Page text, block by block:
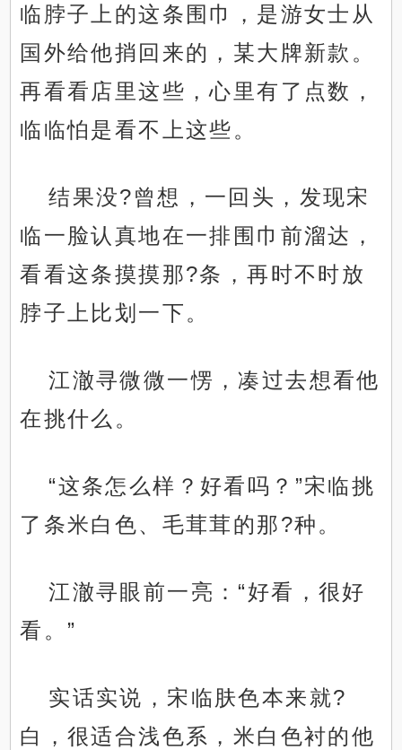
临脖子上的这条围巾，是游女士从
国外给他捎回来的，某大牌新款。
再看看店里这些，心里有了点数，
临临怕是看不上这些。
结果没?曾想，一回头，发现宋
临一脸认真地在一排围巾前溜达，
看看这条摸摸那?条，再时不时放
脖子上比划一下。
江澈寻微微一愣，凑过去想看他
在挑什么。
“这条怎么样？好看吗？”宋临挑
了条米白色、毛茸茸的那?种。
江澈寻眼前一亮：“好看，很好
看。”
实话实说，宋临肤色本来就?
白，很适合浅色系，米白色衬的他